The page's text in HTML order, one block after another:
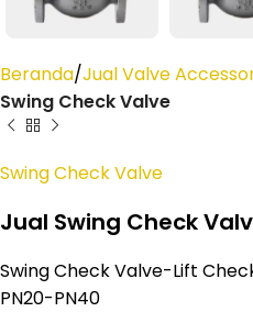
Beranda Jual Valve
Swing Check Valve
Swing Check Valve
Jual Swing Check
Swing Check Valve-Lift
PN20-PN40